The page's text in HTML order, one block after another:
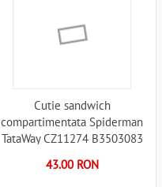
Cutie sandwich
compartimentata Spiderman
TataWay CZ11274 B3503083
43.00 RON